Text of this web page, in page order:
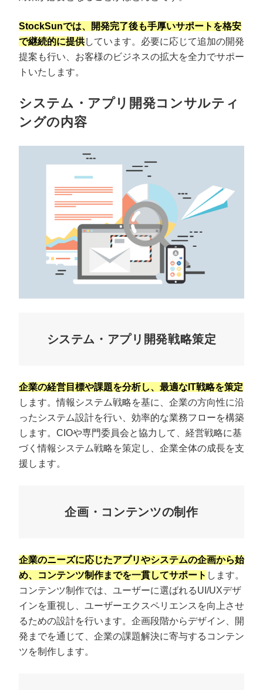
StockSunでは、開発完了後も手厚いサポートを格安
で継続的に提供しています。必要に応じて追加の開発
提案も行い、お客様のビジネスの拡大を全力でサポー
トいたします。
システム・アプリ開発コンサルティ
ングの内容
システム・アプリ開発戦略策定
企業の経営目標や課題を分析し、最適なIT戦略を策定
します。情報システム戦略を基に、企業の方向性に沿
ったシステム設計を行い、効率的な業務フローを構築
します。CIOや専門委員会と協力して、経営戦略に基
づく情報システム戦略を策定し、企業全体の成長を支
援します。
企画・コンテンツの制作
企業のニーズに応じたアプリやシステムの企画から始
め、コンテンツ制作までを一貫してサポート します。
コンテンツ制作では、ユーザーに選ばれるUI/UXデザ
インを重視し、ユーザーエクスペリエンスを向上させ
るための設計を行います。企画段階からデザイン、開
発までを通じて、企業の課題解決に寄与するコンテン
ツを制作します。